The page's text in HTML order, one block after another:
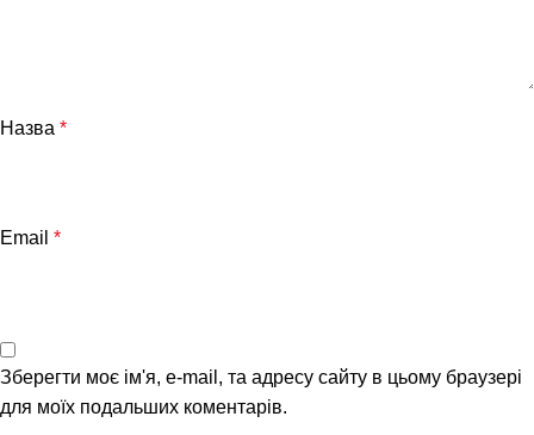
Назва *
Email *
Зберегти моє ім'я, e-mail, та адресу сайту в цьому браузері
для моїх подальших коментарів.